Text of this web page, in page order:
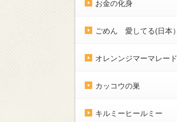
お金の化身
ごめん 愛してる(日本）
オレンンジマーマレード
カッコウの巣
キルミーヒールミー